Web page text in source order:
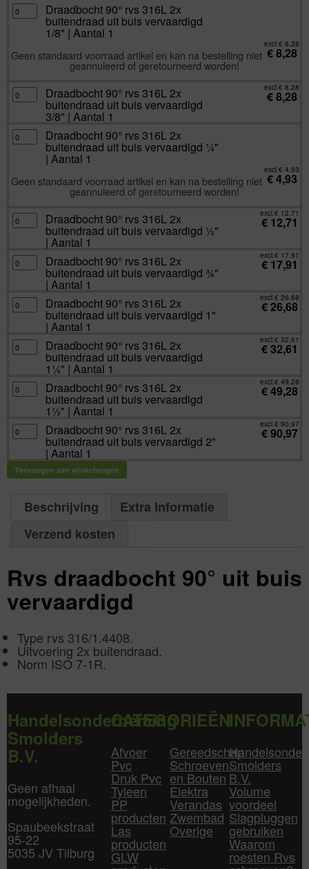
Draadbocht
90°
rvs
uit
buis
Aantal
1
aantal
Draadbocht 90° rvs 316L 2x
buitendraad uit buis vervaardigd
1/8" | Aantal 1
excl.€ 8,28
€8,28
Geen standaard voorraad artikel en kan na bestelling niet
geannuleerd of geretourneerd worden!
Draadbocht
90°
rvs
buitendraad
uit
buis
vervaardigd
1
aantal
Draadbocht 90° rvs 316L 2x
buitendraad uit buis vervaardigd
3/8" | Aantal 1
excl.€ 8,28
€8,28
Draadbocht
90°
rvs
uit
buis
Aantal
1
aantal
Draadbocht 90° rvs 316L 2x
buitendraad uit buis vervaardigd ¼"
| Aantal 1
excl.€ 4,93
€4,93
Geen standaard voorraad artikel en kan na bestelling niet
geannuleerd of geretourneerd worden!
Draadbocht
90°
rvs
buitendraad
uit
buis
vervaardigd
Aantal
1
aantal
Draadbocht 90° rvs 316L 2x
buitendraad uit buis vervaardigd ½"
| Aantal 1
excl.€ 12,71
€ 12,71
Draadbocht
90°
rvs
buitendraad
uit
buis
vervaardigd
Aantal
1
aantal
Draadbocht 90° rvs 316L 2x
buitendraad uit buis vervaardigd ¾"
| Aantal 1
excl.€ 17,91
€ 17,91
Draadbocht
90°
rvs
buitendraad
uit
buis
vervaardigd
Aantal
1
aantal
Draadbocht 90° rvs 316L 2x
buitendraad uit buis vervaardigd 1"
| Aantal 1
excl.€ 26,68
€26,68
Draadbocht
90°
rvs
buitendraad
uit
buis
vervaardigd
Aantal
1
aantal
Draadbocht 90° rvs 316L 2x
buitendraad uit buis vervaardigd
1¼" | Aantal 1
excl.€ 32,61
€32,61
Draadbocht
90°
rvs
buitendraad
uit
buis
vervaardigd
|
Aantal
Draadbocht 90° rvs 316L 2x
buitendraad uit buis vervaardigd
1½" | Aantal 1
excl.€ 49,28
€49,28
Draadbocht
90°
rvs
buitendraad
uit
buis
Aantal
Draadbocht 90° rvs 316L 2x
buitendraad uit buis vervaardigd 2"
| Aantal 1
excl.€ 90,97
€90,97
Toevoegen aan winkelwagen
Beschrijving
Extra Informatie
Verzend kosten
Rvs draadbocht 90° uit buis
vervaardigd
Type rvs 316/1.4408.
Uitvoering 2x buitendraad.
Norm ISO 7-1R.
Handelsonderneming
Smolders
B.V.
Geen afhaal
mogelijkheden.
Spaubeekstraat
95-22
5035 JV Tilburg
CATEGORIEËN
Afvoer
Pvc
Druk Pvc
Tyleen
PP
producten
Las
producten
GLW
Gereedschap
Schroeven
en Bouten
Elektra
Verandas
Zwembad
Overige
Smolders
B.V.
Volume
voordeel
Slagpluggen
gebruiken
Waarom
roesten Rvs